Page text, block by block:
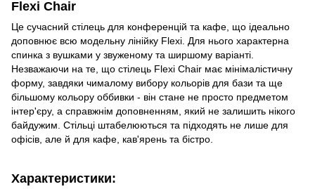
Flexi Chair
Це сучасний стілець для конференцій та кафе, що ідеально
доповнює всю модельну лінійку Flexi. Для нього характерна
спинка з вушками у звуженому та ширшому варіанті.
Незважаючи на те, що стілець Flexi Chair має мінімалістичну
форму, завдяки чималому вибору кольорів для бази та ще
більшому кольору оббивки - він стане не просто предметом
інтер'єру, а справжнім доповненням, який не залишить нікого
байдужим. Стільці штабелюються та підходять не лише для
офісів, але й для кафе, кав'ярень та бістро.
Характеристики: